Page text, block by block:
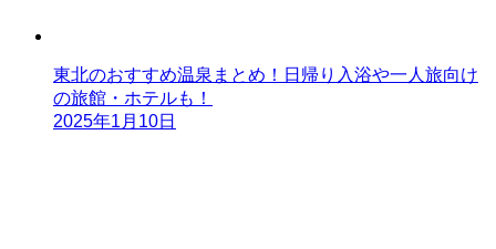
東北のおすすめ温泉まとめ！日帰り入浴や一人旅向け
の旅館・ホテルも！
2025年1月10日